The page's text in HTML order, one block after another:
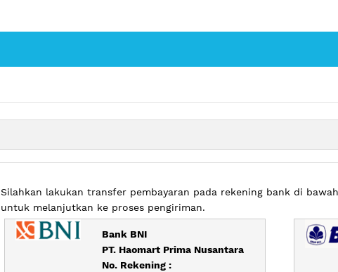
Silahkan lakukan transfer pembayaran pada rekening bank di
untuk melanjutkan ke proses pengiriman.
Bank BNI
PT. Haomart Prima Nusantara
No. Rekening :